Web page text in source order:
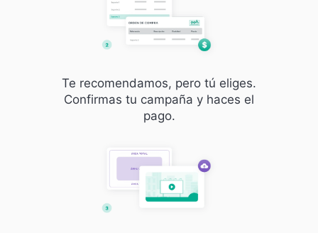
Te recomendamos, pero tú eliges.
Confirmas tu campaña y haces el
pago.